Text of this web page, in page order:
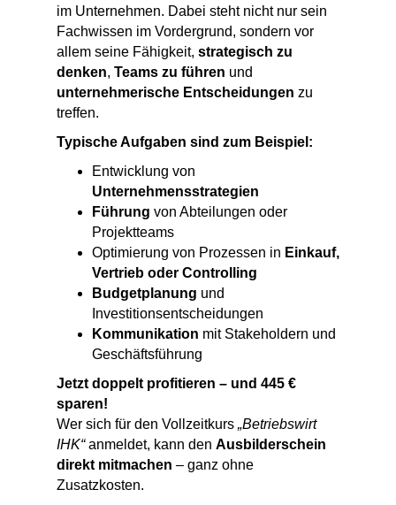
im Unternehmen. Dabei steht nicht nur sein
Fachwissen im Vordergrund, sondern vor
allem seine Fähigkeit, strategisch zu
denken, Teams zu führen und
unternehmerische Entscheidungen zu
treffen.
Typische Aufgaben sind zum Beispiel:
Entwicklung von
Unternehmensstrategien
Führung von Abteilungen oder
Projektteams
Optimierung von Prozessen in Einkauf,
Vertrieb oder Controlling
Budgetplanung und
Investitionsentscheidungen
Kommunikation mit Stakeholdern und
Geschäftsführung
Jetzt doppelt profitieren – und 445 €
sparen!
Wer sich für den Vollzeitkurs „Betriebswirt
IHK“anmeldet, kann den Ausbilderschein
direkt mitmachen – ganz ohne
Zusatzkosten.